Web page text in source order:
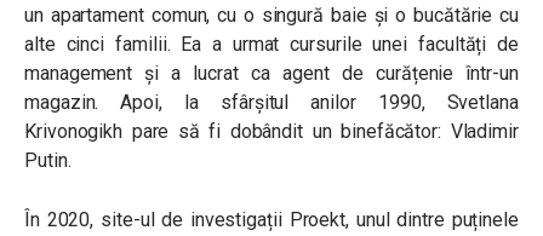
un apartament comun, cu o singură baie și o bucătărie cu
alte cinci familii. Ea a urmat cursurile unei facultăți de
management și a lucrat ca agent de curățenie într-un
magazin. Apoi, la sfârșitul anilor 1990, Svetlana
Krivonogikh pare să fi dobândit un binefăcător: Vladimir
Putin.
În 2020, site-ul de investigații Proekt, unul dintre puținele